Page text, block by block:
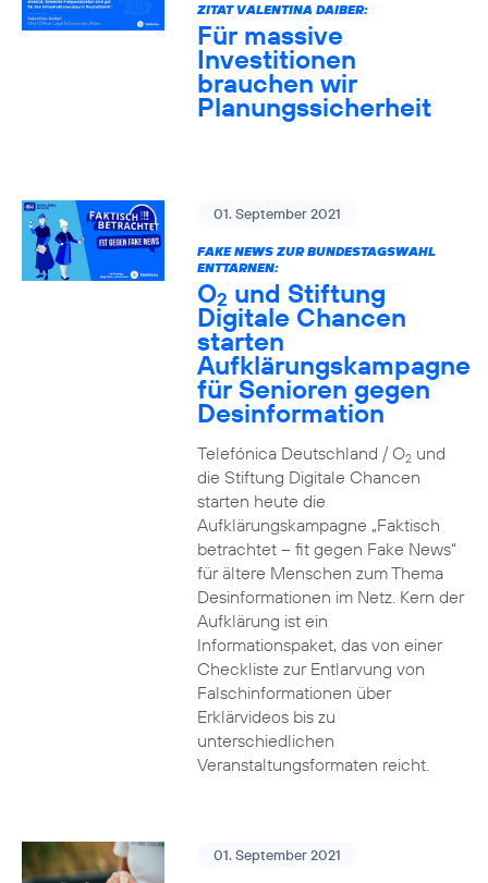
ZITAT VALENTINA DAIBER:
Für massive
Investitionen
brauchen wir
Planungssicherheit
01. September 2021
FAKE NEWS ZUR BUNDESTAGSWAHL
ENTTARNEN:
O2 und Stiftung
Digitale Chancen
starten
Aufklärungskampagne
für Senioren gegen
Desinformation
Telefónica Deutschland / O2und
die Stiftung Digitale Chancen
starten heute die
Aufklärungskampagne „Faktisch
betrachtet – fit gegen Fake News“
für ältere Menschen zum Thema
Desinformationen im Netz. Kern der
Aufklärung ist ein
Informationspaket, das von einer
Checkliste zur Entlarvung von
Falschinformationen über
Erklärvideos bis zu
unterschiedlichen
Veranstaltungsformaten reicht.
01. September 2021